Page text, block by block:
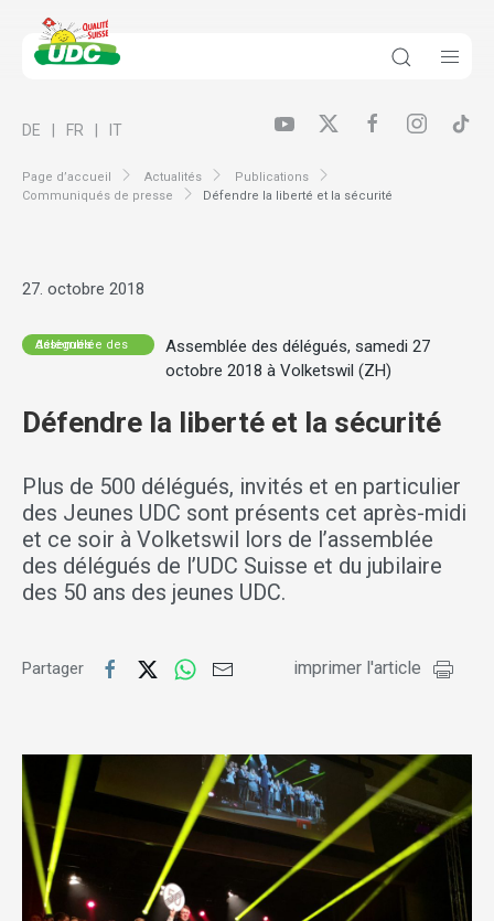
Page d’accueil Actualités
Publications
Communiqués de presse
Défendre la liberté et la sécurité
DE FR IT
27. octobre 2018
Assemblée des délégués
Assemblée des délégués, samedi 27
octobre 2018 à Volketswil (ZH)
Défendre la liberté et la sécurité
Plus de 500 délégués, invités et en particulier
des Jeunes UDC sont présents cet après-midi
et ce soir à Volketswil lors de l’assemblée
des délégués de l’UDC Suisse et du jubilaire
des 50 ans des jeunes UDC.
Partager imprimer l'article